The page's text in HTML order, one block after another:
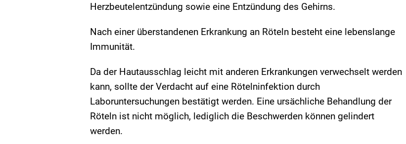
Herzbeutelentzündung sowie eine Entzündung des Gehirns.
Nach einer überstandenen Erkrankung an Röteln besteht eine lebenslange
Immunität.
Da der Hautausschlag leicht mit anderen Erkrankungen verwechselt werden
kann, sollte der Verdacht auf eine Rötelninfektion durch
Laboruntersuchungen bestätigt werden. Eine ursächliche Behandlung der
Röteln ist nicht möglich, lediglich die Beschwerden können gelindert
werden.